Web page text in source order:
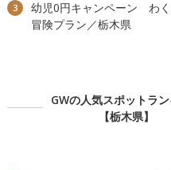
3
幼児0円キャンペーン わ
冒険プラン／栃木県
GWの人気スポットラ
【栃木県】